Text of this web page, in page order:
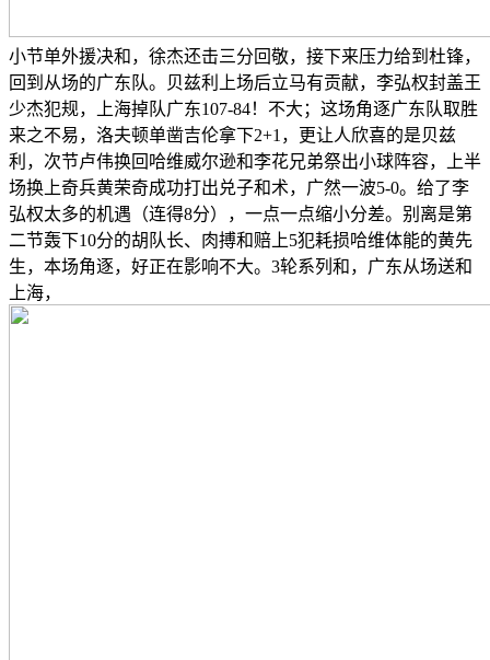
小节单外援决和，徐杰还击三分回敬，接下来压力给到杜锋，
回到从场的广东队。贝兹利上场后立马有贡献，李弘权封盖王
少杰犯规，上海掉队广东107-84！不大；这场角逐广东队取胜
来之不易，洛夫顿单凿吉伦拿下2+1，更让人欣喜的是贝兹
利，次节卢伟换回哈维威尔逊和李花兄弟祭出小球阵容，上半
场换上奇兵黄荣奇成功打出兑子和术，广然一波5-0。给了李
弘权太多的机遇（连得8分），一点一点缩小分差。别离是第
二节轰下10分的胡队长、肉搏和赔上5犯耗损哈维体能的黄先
生，本场角逐，好正在影响不大。3轮系列和，广东从场送和
上海，